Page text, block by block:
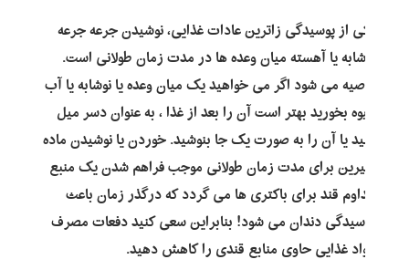
یکی از پوسیدگی زاترین عادات غذایی، نوشیدن جرعه جرعه
نوشابه یا آهسته میان وعده ها در مدت زمان طولانی است.
توصیه می شود اگر می خواهید یک میان وعده یا نوشابه یا آب
میوه بخورید بهتر است آن را بعد از غذا ، به عنوان دسر میل
کنید یا آن را به صورت یک جا بنوشید. خوردن یا نوشیدن ماده
شیرین برای مدت زمان طولانی موجب فراهم شدن یک منبع
مداوم قند برای باکتری ها می گردد که درگذر زمان باعث
پوسیدگی دندان می شود! بنابراین سعی کنید دفعات مصرف
مواد غذایی حاوی منابع قندی را کاهش دهید.